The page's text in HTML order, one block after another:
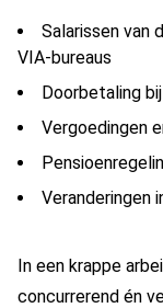
Salarissen van
VIA-bureaus
Doorbetaling
Vergoedingen
Veranderingen
In een krappe
concurrerend én